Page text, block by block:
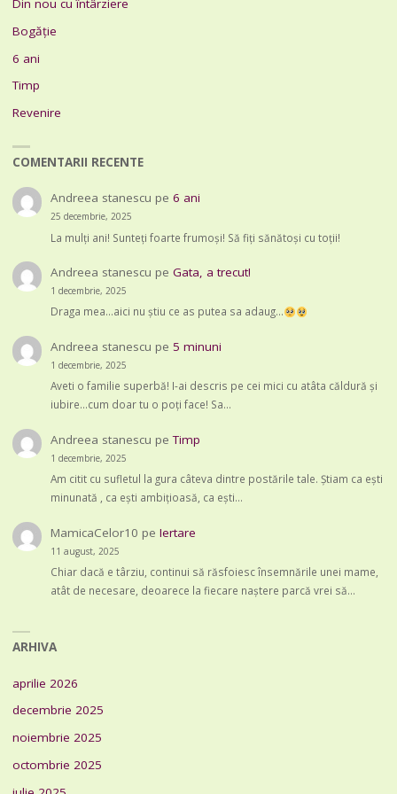
Din nou cu întârziere
Bogăție
6 ani
Timp
Revenire
COMENTARII RECENTE
Andreea stanescu pe6 ani
25 decembrie, 2025
La mulți ani! Sunteți foarte frumoși! Să fiți sănătoși cu toții!
Andreea stanescu peGata, a trecut!
1 decembrie, 2025
Draga mea...aici nu știu ce as putea sa adaug...
Andreea stanescu pe 5 minuni
1 decembrie, 2025
Aveti o familie superbă! I-ai descris pe cei mici cu atâta căldură și
iubire...cum doar tu o poți face! Sa…
Andreea stanescu peTimp
1 decembrie, 2025
Am citit cu sufletul la gura câteva dintre postările tale. Știam ca ești
minunată , ca ești ambițioasă, ca ești…
MamicaCelor10 peIertare
11 august, 2025
Chiar dacă e târziu, continui să răsfoiesc însemnările unei mame,
atât de necesare, deoarece la fiecare naștere parcă vrei să…
ARHIVA
aprilie 2026
decembrie 2025
noiembrie 2025
octombrie 2025